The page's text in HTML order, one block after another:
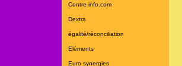
Contre-info.com
Dextra
égalité/réconciliation
Eléments
Euro synergies